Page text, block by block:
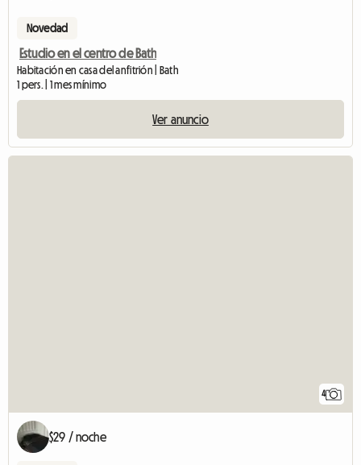
Novedad
Estudio en el centro de Bath
Habitación en casa del anfitrión | Bath
1 pers. | 1 mes mínimo
Ver anuncio
4
$29 / noche